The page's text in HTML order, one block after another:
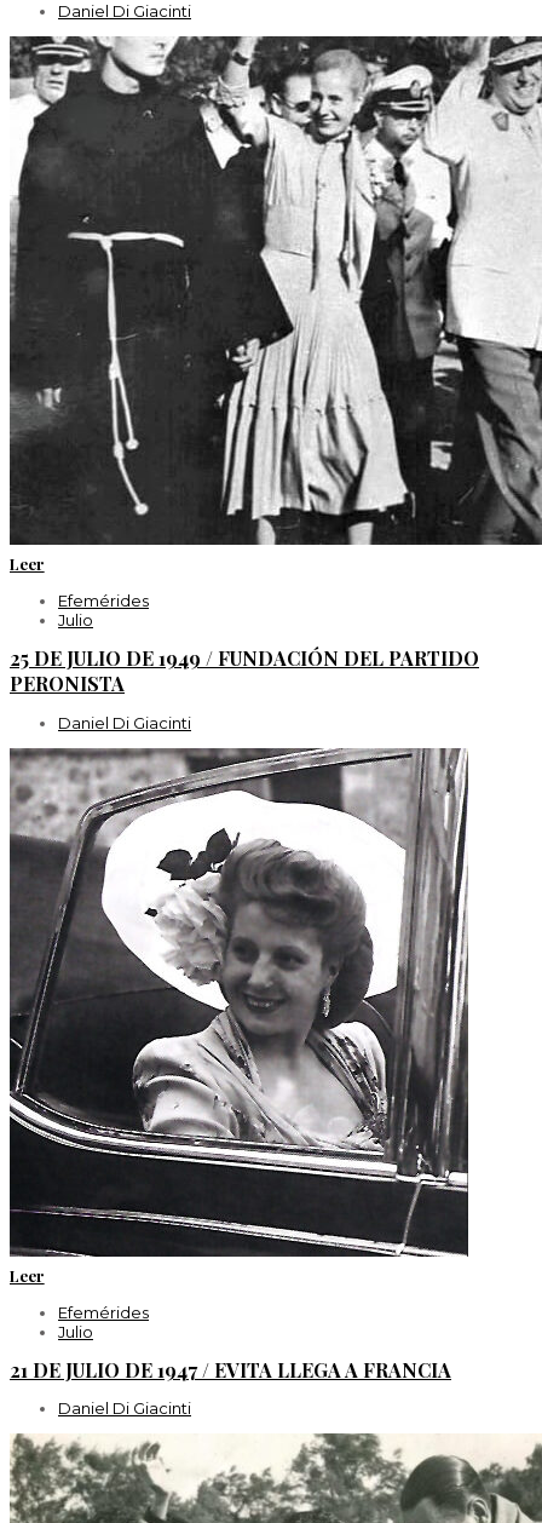
Daniel Di Giacinti
Leer
Efemérides
Julio
25 DE JULIO DE 1949 / FUNDACIÓN DEL PARTIDO
PERONISTA
Daniel Di Giacinti
Leer
Efemérides
Julio
21 DE JULIO DE 1947 / EVITA LLEGA A FRANCIA
Daniel Di Giacinti